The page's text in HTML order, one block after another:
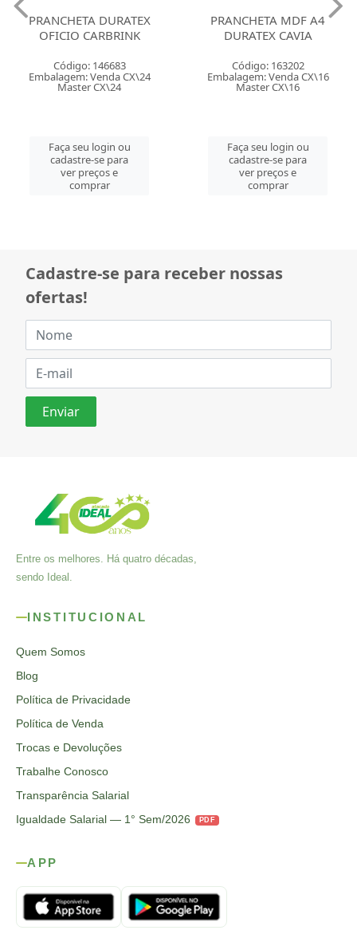
PRANCHETA DURATEX
OFICIO CARBRINK
Código: 146683
Embalagem: Venda CX\24
Master CX\24
Faça seu login ou
cadastre-se para
ver preços e
comprar
PRANCHETA MDF A4
DURATEX CAVIA
Código: 163202
Embalagem: Venda CX\16
Master CX\16
Faça seu login ou
cadastre-se para
ver preços e
comprar
Cadastre-se para receber nossas
ofertas!
Entre os melhores. Há quatro décadas,
sendo Ideal.
INSTITUCIONAL
Quem Somos
Blog
Política de Privacidade
Política de Venda
Trocas e Devoluções
Trabalhe Conosco
Transparência Salarial
Igualdade Salarial — 1° Sem/2026
PDF
APP